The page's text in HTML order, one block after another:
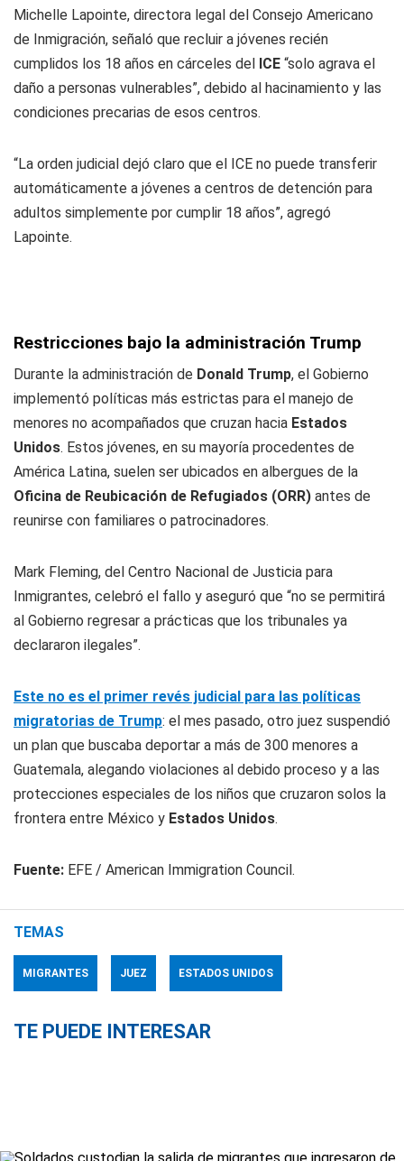
Michelle Lapointe, directora legal del Consejo Americano
de Inmigración, señaló que recluir a jóvenes recién
cumplidos los 18 años en cárceles del ICE “solo agrava el
daño a personas vulnerables”, debido al hacinamiento y las
condiciones precarias de esos centros.
“La orden judicial dejó claro que el ICE no puede transferir
automáticamente a jóvenes a centros de detención para
adultos simplemente por cumplir 18 años”, agregó
Lapointe.
Restricciones bajo la administración Trump
Durante la administración de Donald Trump, el Gobierno
implementó políticas más estrictas para el manejo de
menores no acompañados que cruzan hacia Estados
Unidos. Estos jóvenes, en su mayoría procedentes de
América Latina, suelen ser ubicados en albergues de la
Oficina de Reubicación de Refugiados (ORR) antes de
reunirse con familiares o patrocinadores.
Mark Fleming, del Centro Nacional de Justicia para
Inmigrantes, celebró el fallo y aseguró que “no se permitirá
al Gobierno regresar a prácticas que los tribunales ya
declararon ilegales”.
Este no es el primer revés judicial para las políticas
migratorias de Trump: el mes pasado, otro juez suspendió
un plan que buscaba deportar a más de 300 menores a
Guatemala, alegando violaciones al debido proceso y a las
protecciones especiales de los niños que cruzaron solos la
frontera entre México y Estados Unidos.
Fuente: EFE / American Immigration Council.
TEMAS
MIGRANTES JUEZ ESTADOS UNIDOS
TE PUEDE INTERESAR